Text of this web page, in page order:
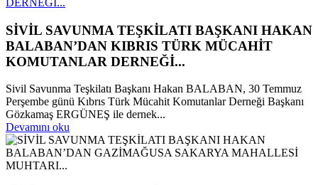
DERNEĞİ...
SİVİL SAVUNMA TEŞKİLATI BAŞKANI HAKAN
BALABAN’DAN KIBRIS TÜRK MÜCAHİT
KOMUTANLAR DERNEĞİ...
Sivil Savunma Teşkilatı Başkanı Hakan BALABAN, 30 Temmuz
Perşembe günü Kıbrıs Türk Mücahit Komutanlar Derneği Başkanı
Gözkamaş ERGÜNEŞ ile dernek...
Devamını oku